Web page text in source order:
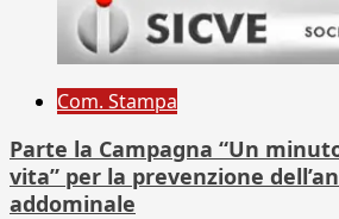
Com. Stampa
Parte la Campagna “Un
vita” per la prevenzione
addominale